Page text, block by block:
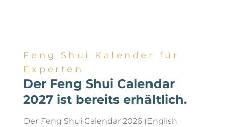
Feng Shui Kalender für
Experten
Der Feng Shui Calendar
2027 ist bereits erhältlich.
Der Feng Shui Calendar 2026 (English